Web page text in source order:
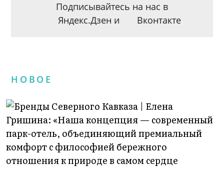
Подписывайтесь на нас в
Яндекс.Дзен и Вконтакте
НОВОЕ